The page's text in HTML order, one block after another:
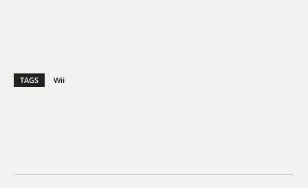
TAGS Wii